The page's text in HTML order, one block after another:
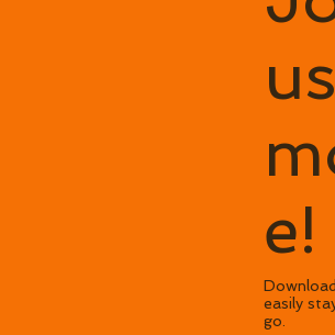
e!
easily
go.